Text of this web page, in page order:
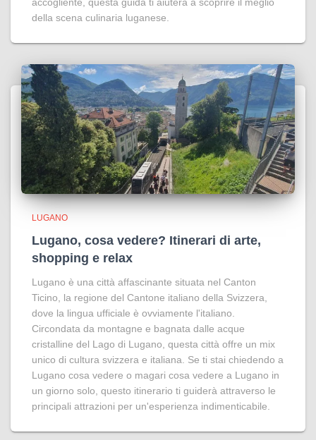
della scena culinaria luganese.
LUGANO
Lugano, cosa vedere? Itinerari di arte,
shopping e relax
Lugano è una città affascinante situata nel Canton
Ticino, la regione del Cantone italiano della Svizzera,
dove la lingua ufficiale è ovviamente l'italiano.
Circondata da montagne e bagnata dalle acque
cristalline del Lago di Lugano, questa città offre un mix
unico di cultura svizzera e italiana. Se ti stai chiedendo a
Lugano cosa vedere o magari cosa vedere a Lugano in
un giorno solo, questo itinerario ti guiderà attraverso le
principali attrazioni per un'esperienza indimenticabile.